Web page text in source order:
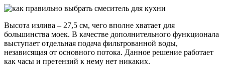
Высота излива – 27,5 см, чего вполне хватает для
большинства моек. В качестве дополнительного функционала
выступает отдельная подача фильтрованной воды,
независящая от основного потока. Данное решение работает
как часы и претензий к нему нет никаких.